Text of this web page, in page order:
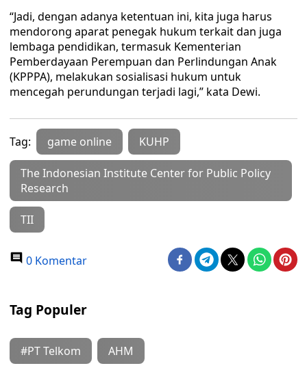
“Jadi, dengan adanya ketentuan ini, kita juga harus
mendorong aparat penegak hukum terkait dan juga
lembaga pendidikan, termasuk Kementerian
Pemberdayaan Perempuan dan Perlindungan Anak
(KPPPA), melakukan sosialisasi hukum untuk
mencegah perundungan terjadi lagi,” kata Dewi.
Tag: game online KUHP
The Indonesian Institute Center for Public Policy
Research
TII
0 Komentar
Tag Populer
#PT Telkom AHM